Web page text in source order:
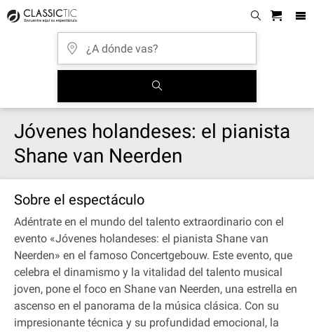
Jóvenes holandeses: el pianista
Shane van Neerden
Sobre el espectáculo
Adéntrate en el mundo del talento extraordinario con el
evento «Jóvenes holandeses: el pianista Shane van
Neerden» en el famoso Concertgebouw. Este evento, que
celebra el dinamismo y la vitalidad del talento musical
joven, pone el foco en Shane van Neerden, una estrella en
ascenso en el panorama de la música clásica. Con su
impresionante técnica y su profundidad emocional, la